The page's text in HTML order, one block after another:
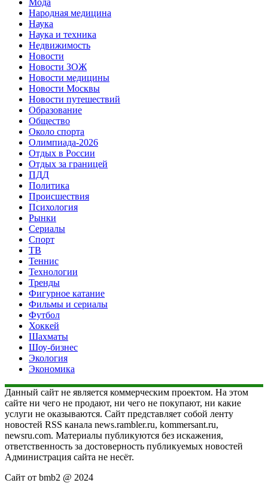
Народная медицина
Наука
Наука и техника
Недвижимость
Новости
Новости ЗОЖ
Новости медицины
Новости Москвы
Новости путешествий
Образование
Общество
Около спорта
Олимпиада-2026
Отдых в России
Отдых за границей
ПДД
Политика
Происшествия
Психология
Рынки
Сериалы
Спорт
ТВ
Теннис
Технологии
Тренды
Фигурное катание
Фильмы и сериалы
Футбол
Хоккей
Шахматы
Шоу-бизнес
Экология
Экономика
Данный сайт не является коммерческим проектом. На этом
сайте ни чего не продают, ни чего не покупают, ни какие
услуги не оказываются. Сайт представляет собой ленту
новостей RSS канала news.rambler.ru, kommersant.ru,
newsru.com. Материалы публикуются без искажения,
ответственность за достоверность публикуемых новостей
Администрация сайта не несёт.
Сайт от bmb2 @ 2024